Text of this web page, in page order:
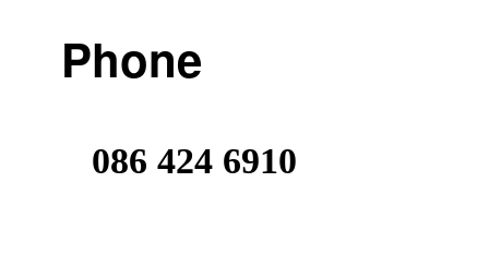
Phone
086 424 6910